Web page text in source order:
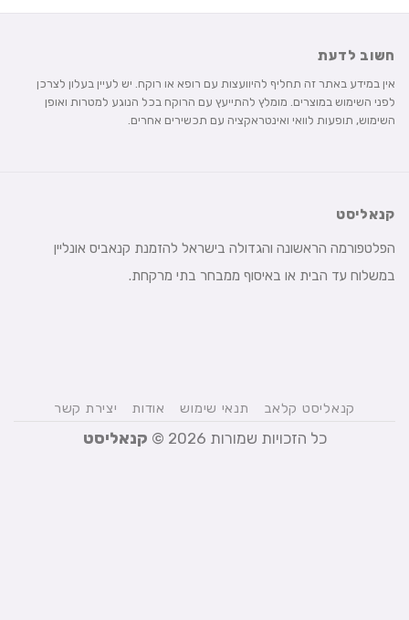
חשוב לדעת
אין במידע באתר זה תחליף להיוועצות עם רופא או רוקח. יש לעיין בעלון לצרכן
לפני השימוש במוצרים. מומלץ להתייעץ עם הרוקח בכל הנוגע למטרות ואופן
השימוש, תופעות לוואי ואינטראקציה עם תכשירים אחרים.
קנאליסט
הפלטפורמה הראשונה והגדולה בישראל להזמנת קנאביס אונליין
במשלוח עד הבית או באיסוף ממבחר בתי מרקחת.
קנאליסט קלאב תנאי שימוש אודות יצירת קשר
כל הזכויות שמורות 2026 © קנאליסט